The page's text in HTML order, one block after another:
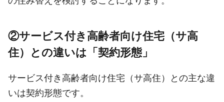
②サービス付き高齢者向け住宅（サ高
住）との違いは「契約形態」
サービス付き高齢者向け住宅（サ高住）との主な違
いは契約形態です。